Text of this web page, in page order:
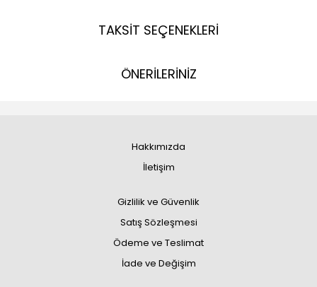
TAKSİT SEÇENEKLERİ
ÖNERİLERİNİZ
Hakkımızda
İletişim
Gizlilik ve Güvenlik
Satış Sözleşmesi
Ödeme ve Teslimat
İade ve Değişim